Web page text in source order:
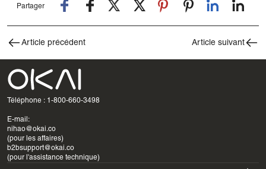
Partager
Article précédent Article suivant
Téléphone : 1-800-660-3498
E-mail:
nihao@okai.co
(pour les affaires)
b2bsupport@okai.co
(pour l'assistance technique)